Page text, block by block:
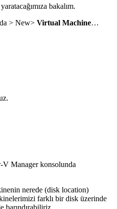
bakalım.
> New>Virtual Machine…
Manager konsolunda
nerede (disk location)
farklı bir disk üzerinde
barındırabiliriz.